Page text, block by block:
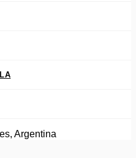
Argentina